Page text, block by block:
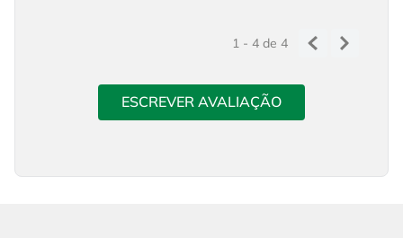
1 - 4de 4
ESCREVER AVALIAÇÃO